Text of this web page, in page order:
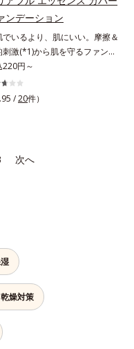
＝うるおいを与えハリと透明感
ちた肌へ導く保湿成分*9 メマ
イグサ抽出液、スイカズラエキ
合＝角層のすみずみまで水分・
保ち、ハリ・ツヤを与える保
分*10 気持ちのこと
成分(*9)として「G.D.F.アクテ
ーター(*10)」を配合。そし
従来から配合している美白(*1)
成分「トラネキサム酸」を配合
た。さらに、シリーズ共通の
分「GLルートブースター
」を配合することで、肌のふ
き(*12)のハリと透明感を。効
なシナジー設計で、あなたのエ
剥がれずに肌に蓄積した古い
*5 乾燥による*6 洗浄によ
理的効果*7 うるおいによる
燥、ハリ・ツヤのなさ*9
成分*10 ロニセラカエルレア
ノバラエキス配合＝うるおい
ハリと透明感に満ちた肌へ導
ンデーション
でいるより、肌にいい。摩擦＆
刺激(*1)から肌を守るファンデ
ン。肌荒れやニキビがある
ァンデーションを塗っていい
むもの。とはいえ、素肌のまま
、肌負担が少ない低刺激設計の
ンデーションで守るのがベス
を考えた設計。さらに美容成分
まれた水分保持力の高い粉体や
物由来成分をはじめとした、
たわる保湿成分をたっぷり配
した。肌にやさしいだけでな
穴や凸凹、赤みをカバーし
自然な陶器肌を叶えます。*1
220円～
/20件）
次へ
燥対策